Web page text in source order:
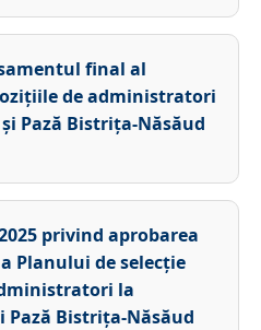
final al
de administratori
Pază Bistrița-Năsăud
privind aprobarea
Planului de selecție
la
Pază Bistrița-Năsăud